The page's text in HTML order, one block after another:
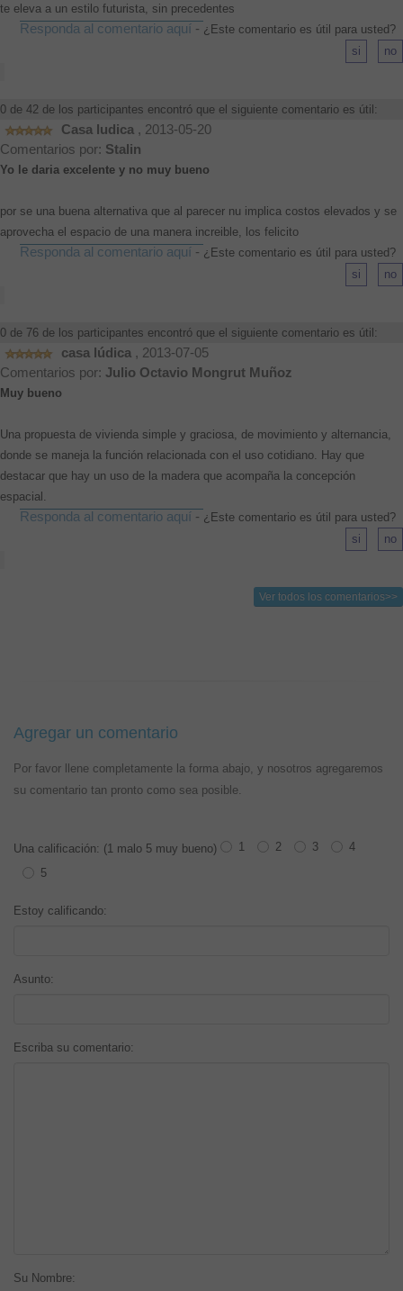
te eleva a un estilo futurista, sin precedentes
Responda al comentario aquí - ¿Este comentario es útil para usted?
0 de 42 de los participantes encontró que el siguiente comentario es útil:
Casa ludica , 2013-05-20
Comentarios por: Stalin
Yo le daria excelente y no muy bueno
por se una buena alternativa que al parecer nu implica costos elevados y se
aprovecha el espacio de una manera increible, los felicito
Responda al comentario aquí - ¿Este comentario es útil para usted?
0 de 76 de los participantes encontró que el siguiente comentario es útil:
casa lúdica , 2013-07-05
Comentarios por: Julio Octavio Mongrut Muñoz
Muy bueno
Una propuesta de vivienda simple y graciosa, de movimiento y alternancia,
donde se maneja la función relacionada con el uso cotidiano. Hay que
destacar que hay un uso de la madera que acompaña la concepción
espacial.
Responda al comentario aquí - ¿Este comentario es útil para usted?
Ver todos los comentarios>>
Agregar un comentario
Por favor llene completamente la forma abajo, y nosotros agregaremos
su comentario tan pronto como sea posible.
Una calificación: (1 malo 5 muy bueno) 1 2 3
4
5
Estoy calificando:
Asunto:
Escriba su comentario:
Su Nombre: